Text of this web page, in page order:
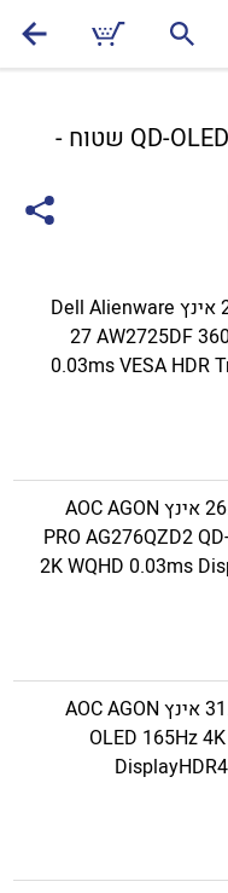
מסך מחשב QD-OLED DisplayHDR 400 שטוח -
מסך גיימינג 27 אינץ Dell Alienware
27 AW2725DF
0.03ms VESA HDR
מסך גיימינג 26.5 אינץ AOC AGON
PRO AG276QZD2
2K WQHD 0.03ms
מסך גיימינג 31.5 אינץ AOC AGON
OLED 165Hz